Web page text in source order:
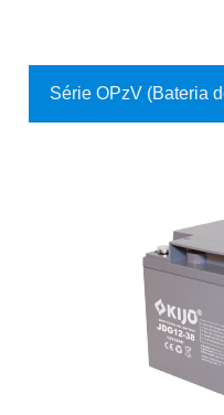
Série OPzV (Bateria